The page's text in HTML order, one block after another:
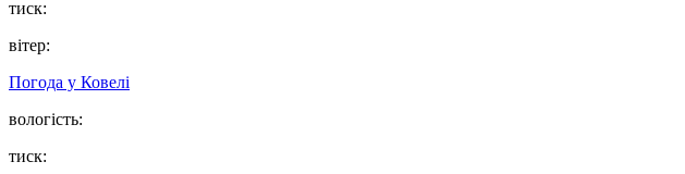
тиск:
вітер:
Погода у Ковелі
вологість:
тиск: